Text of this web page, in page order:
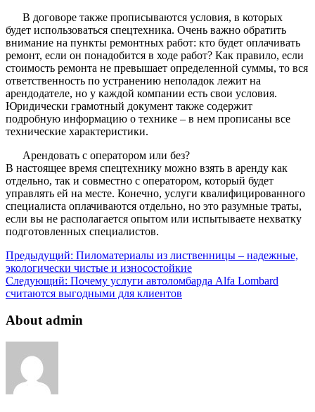
В договоре также прописываются условия, в которых
будет использоваться спецтехника. Очень важно обратить
внимание на пункты ремонтных работ: кто будет оплачивать
ремонт, если он понадобится в ходе работ? Как правило, если
стоимость ремонта не превышает определенной суммы, то вся
ответственность по устранению неполадок лежит на
арендодателе, но у каждой компании есть свои условия.
Юридически грамотный документ также содержит
подробную информацию о технике – в нем прописаны все
технические характеристики.
Арендовать с оператором или без?
В настоящее время спецтехнику можно взять в аренду как
отдельно, так и совместно с оператором, который будет
управлять ей на месте. Конечно, услуги квалифицированного
специалиста оплачиваются отдельно, но это разумные траты,
если вы не располагается опытом или испытываете нехватку
подготовленных специалистов.
Предыдущий: Пиломатериалы из лиственницы – надежные,
экологически чистые и износостойкие
Следующий: Почему услуги автоломбарда Alfa Lombard
считаются выгодными для клиентов
About admin